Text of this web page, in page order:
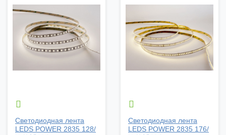

Светодиодная лента
LEDS POWER 2835 128/

Светодиодная лента
LEDS POWER 2835 176/